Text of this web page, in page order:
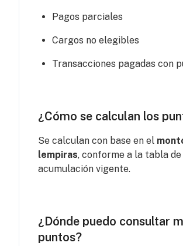
Pagos parciales
Cargos no elegibles
Transacciones pagadas con
¿Cómo se calculan los
Se calculan con base en el
lempiras, conforme a la tabla de
acumulación vigente.
¿Dónde puedo consultar
puntos?